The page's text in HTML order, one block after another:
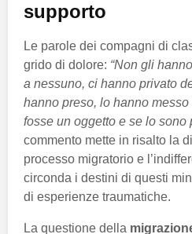
supporto
Le parole dei compagni di
grido di dolore: “Non gli
a nessuno, ci hanno privato
hanno preso, lo hanno
fosse un oggetto e se lo sono
commento mette in risalto la
processo migratorio e
circonda i destini di questi
di esperienze traumatiche.
La questione della